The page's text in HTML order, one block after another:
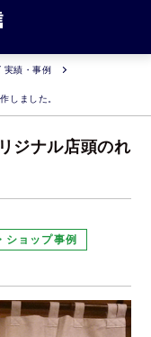
実績・事例
しました。
ジナル店頭のれ
ショップ事例